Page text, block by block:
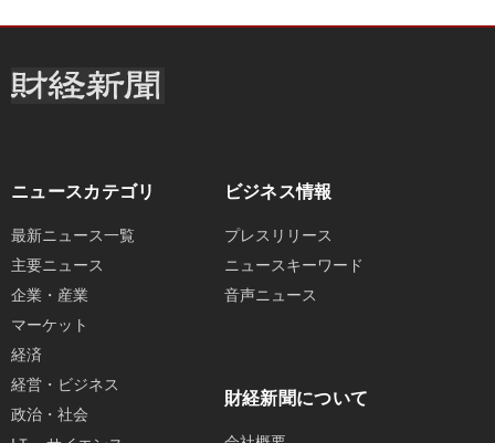
ニュースカテゴリ
最新ニュース一覧
主要ニュース
企業・産業
マーケット
経済
経営・ビジネス
政治・社会
ビジネス情報
プレスリリース
ニュースキーワード
音声ニュース
財経新聞について